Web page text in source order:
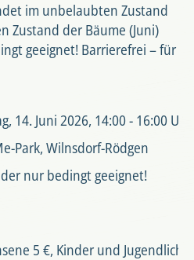
im unbelaubten Zustand
Zustand der Bäume (Juni)
geeignet! Barrierefrei – für
14. Juni 2026, 14:00 - 16:00 Uhr
Park, Wilnsdorf-Rödgen
nur bedingt geeignet!
5 €, Kinder und